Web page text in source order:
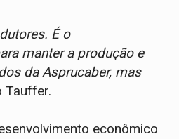
É o
manter a produção e
da Asprucaber, mas
Tauffer.
econômico